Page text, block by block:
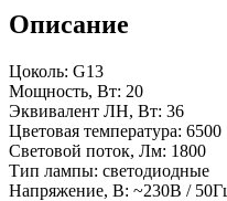
Описание
Цоколь: G13
Мощность, Вт: 20
Эквивалент ЛН, Вт: 36
Цветовая температура: 6500
Световой поток, Лм: 1800
Тип лампы: светодиодные
Напряжение, В: ~230В /